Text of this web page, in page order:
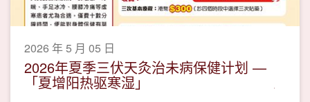
2026 年 5 月 05 日
2026年夏季三伏天灸治未病保健计划 —
「夏增阳热驱寒湿」